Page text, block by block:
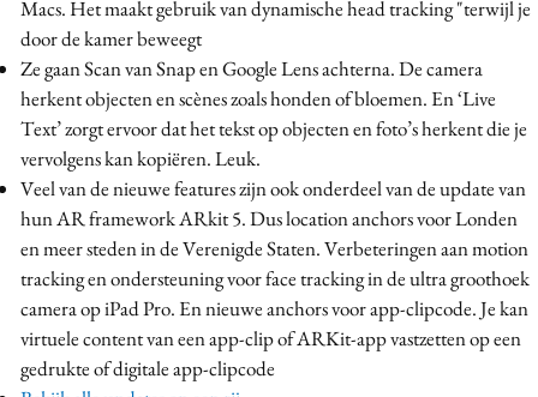
Macs. Het maakt gebruik van dynamische head tracking "terwijl je
door de kamer beweegt
Ze gaan Scan van Snap en Google Lens achterna. De camera
herkent objecten en scènes zoals honden of bloemen. En ‘Live
Text’ zorgt ervoor dat het tekst op objecten en foto’s herkent die je
vervolgens kan kopiëren. Leuk.
Veel van de nieuwe features zijn ook onderdeel van de update van
hun AR framework ARkit 5. Dus location anchors voor Londen
en meer steden in de Verenigde Staten. Verbeteringen aan motion
tracking en ondersteuning voor face tracking in de ultra groothoek
camera op iPad Pro. En nieuwe anchors voor app-clipcode. Je kan
virtuele content van een app-clip of ARKit-app vastzetten op een
gedrukte of digitale app-clipcode